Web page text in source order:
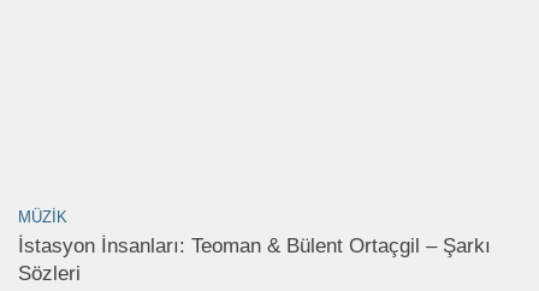
MÜZIK
İstasyon İnsanları: Teoman & Bülent Ortaçgil – Şarkı
Sözleri